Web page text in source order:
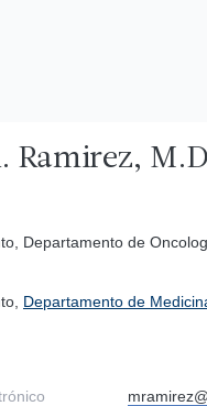
Ramirez,
Departamento de
Departamento de